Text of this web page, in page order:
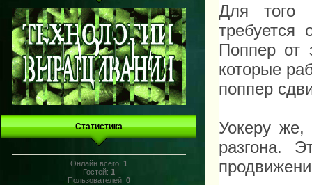
Статистика
Онлайн всего: 1
Гостей: 1
Пользователей: 0
Для того
требуется
Поппер от
которые
поппер
Уокеру же,
разгона.